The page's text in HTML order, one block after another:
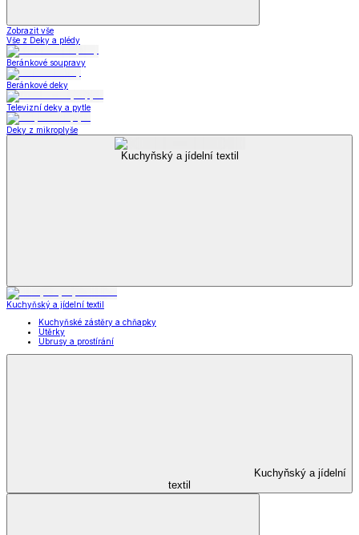
Zobrazit vše
Vše z Deky a plédy
Beránkové soupravy
Beránkové deky
Televizní deky a pytle
Deky z mikroplyše
Kuchyňský a jídelní textil
Kuchyňský a jídelní textil
Kuchyňské zástěry a chňapky
Utěrky
Ubrusy a prostírání
Kuchyňský a jídelní
textil